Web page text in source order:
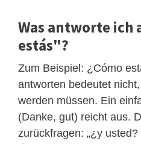
Was antworte ich
estás"?
Zum Beispiel: ¿Cómo
antworten bedeutet
werden müssen. Ein
(Danke, gut) reicht aus.
zurückfragen: „¿y usted?